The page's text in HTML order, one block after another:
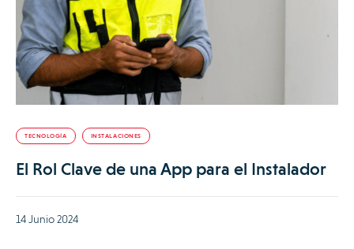
TECNOLOGÍA INSTALACIONES
El Rol Clave de una App para el Instalador
14 Junio 2024